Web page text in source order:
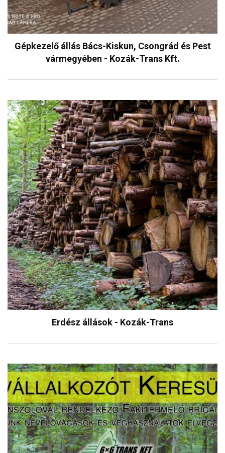
Gépkezelő állás Bács-Kiskun, Csongrád és Pest
vármegyében - Kozák-Trans Kft.
Erdész állások - Kozák-Trans